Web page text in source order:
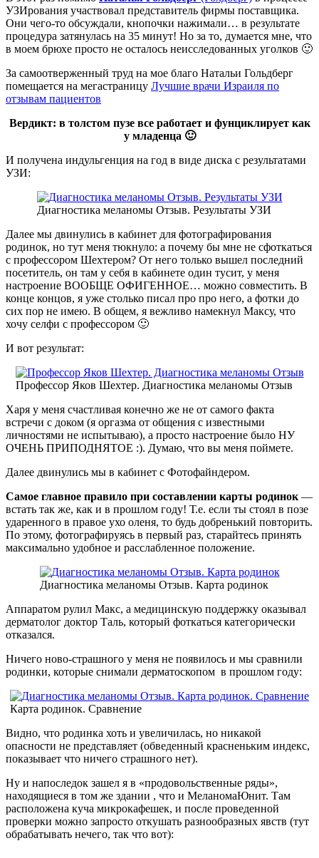
УЗИрования участвовал представитель фирмы поставщика.
Они чего-то обсуждали, кнопочки нажимали… в результате
процедура затянулась на 35 минут! Но за то, думается мне, что
в моем брюхе просто не осталось неисследованных уголков 🙂
За самоотверженный труд на мое благо Натальи Гольдберг
помещается на мегастраницу Лучшие врачи Израиля по
отзывам пациентов
Вердикт: в толстом пузе все работает и фунциклирует как
у младенца 🙂
И получена индульгенция на год в виде диска с результатами
УЗИ:
Диагностика меланомы Отзыв. Результаты УЗИ
Далее мы двинулись в кабинет для фотографирования
родинок, но тут меня тюкнуло: а почему бы мне не сфоткаться
с профессором Шехтером? От него только вышел последний
посетитель, он там у себя в кабинете один тусит, у меня
настроение ВООБЩЕ ОФИГЕННОЕ… можно совместить. В
конце концов, я уже столько писал про про него, а фотки до
сих пор не имею. В общем, я вежливо намекнул Максу, что
хочу селфи с профессором 🙂
И вот результат:
Профессор Яков Шехтер. Диагностика меланомы Отзыв
Харя у меня счастливая конечно же не от самого факта
встречи с доком (я оргазма от общения с известными
личностями не испытываю), а просто настроение было НУ
ОЧЕНЬ ПРИПОДНЯТОЕ :). Думаю, что вы меня поймете.
Далее двинулись мы в кабинет с Фотофайндером.
Самое главное правило при составлении карты родинок —
встать так же, как и в прошлом году! Т.е. если ты стоял в позе
ударенного в правое ухо оленя, то будь добренький повторить.
По этому, фотографируясь в первый раз, старайтесь принять
максимально удобное и расслабленное положение.
Диагностика меланомы Отзыв. Карта родинок
Аппаратом рулил Макс, а медицинскую поддержку оказывал
дерматолог доктор Таль, который фоткаться категорически
отказался.
Ничего ново-страшного у меня не появилось и мы сравнили
родинки, которые снимали дерматоскопом в прошлом году:
Карта родинок. Сравнение
Видно, что родинка хоть и увеличилась, но никакой
опасности не представляет (обведенный красненьким индекс,
показывает что ничего страшного нет).
Ну и напоследок зашел я в «продовольственные ряды»,
находящиеся в том же здании , что и МеланомаЮнит. Там
расположена куча микрокафешек, и после проведенной
проверки можно запросто откушать разнообразных явств (тут
обрабатывать нечего, так что вот):